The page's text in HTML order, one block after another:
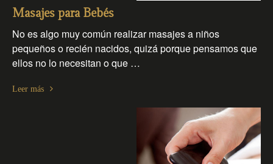
Masajes para Bebés
No es algo muy común realizar masajes a niños
pequeños o recién nacidos, quizá porque pensamos que
ellos no lo necesitan o que …
Leer más